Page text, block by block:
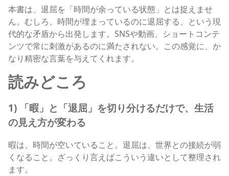
本書は、退屈を「時間が余っている状態」とは捉えませ
ん。むしろ、時間が埋まっているのに退屈する、という現
代的な矛盾から出発します。SNSや動画、ショートコンテ
ンツで常に刺激があるのに満たされない。この感覚に、か
なり精密な言葉を与えてくれます。
読みどころ
1) 「暇」と「退屈」を切り分けるだけで、生活
の見え方が変わる
暇は、時間が空いていること。退屈は、世界との接続が弱
くなること。ざっくり言えばこういう違いとして整理され
ます。